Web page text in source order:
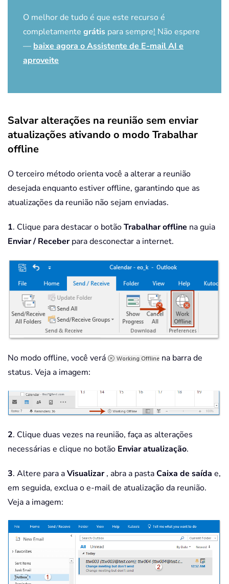
O melhor de tudo é que este recurso é
completamente grátis para sempre! Não espere
— baixe agora o Assistente de E-mail AI e
aproveite
Salvar alterações na reunião sem enviar
atualizações ativando o modo Trabalhar
offline
O terceiro método orienta você a alterar a reunião
desejada enquanto estiver offline, garantindo que as
atualizações da reunião não sejam enviadas.
1. Clique para destacar o botãoTrabalhar offline na guia
Enviar / Receberpara desconectar a internet.
No modo offline, você verá
na barra de
status. Veja a imagem:
2. Clique duas vezes na reunião, faça as alterações
necessárias e clique no botão Enviar atualização.
3. Altere para aVisualizar, abra a pastaCaixa de saída e,
em seguida, exclua o e-mail de atualização da reunião.
Veja a imagem: